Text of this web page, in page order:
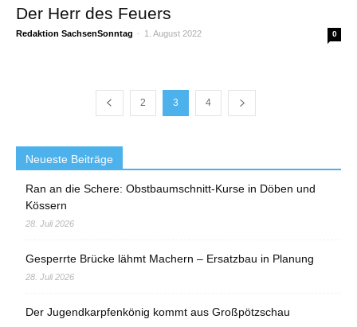
Der Herr des Feuers
Redaktion SachsenSonntag - 1. August 2022 0
2 3 4
Neueste Beiträge
Ran an die Schere: Obstbaumschnitt-Kurse in Döben und
Kössern
28. Juli 2026
Gesperrte Brücke lähmt Machern – Ersatzbau in Planung
28. Juli 2026
Der Jugendkarpfenkönig kommt aus Großpötzschau